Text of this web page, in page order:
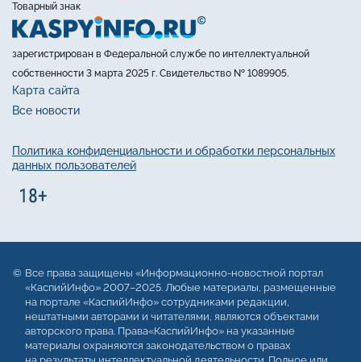
Товарный знак
зарегистрирован в Федеральной службе по интеллектуальной
собственности 3 марта 2025 г. Свидетельство № 1089905.
Карта сайта
Все новости
Политика конфиденциальности и обработки персональных
данных пользователей
Все права защищены «Информационно-новостной портал
«КаспийИнфо» 2007–2025. Любые материалы, размещенные
на портале «КаспийИнфо» сотрудниками редакции,
нештатными авторами и читателями, являются объектами
авторского права. Права«КаспийИнфо» на указанные
материалы охраняются законодательством о правах